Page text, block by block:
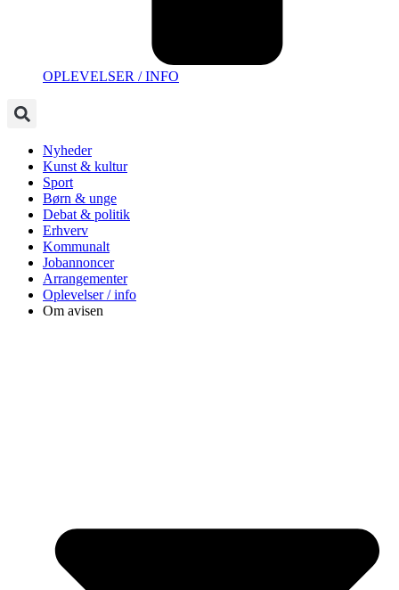
OPLEVELSER / INFO
Nyheder
Kunst & kultur
Sport
Børn & unge
Debat & politik
Erhverv
Kommunalt
Jobannoncer
Arrangementer
Oplevelser / info
Om avisen